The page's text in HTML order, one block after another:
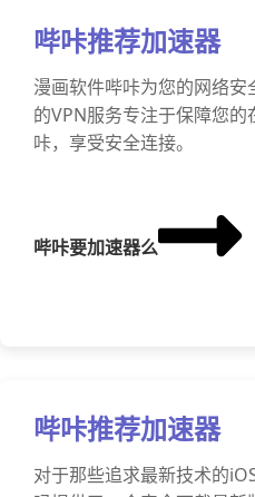
哔咔推荐加速器
漫画软件哔咔为您的网络
的VPN服务专注于保障您
咔，享受安全连接。
哔咔要加速器么
哔咔推荐加速器
对于那些追求最新技术的